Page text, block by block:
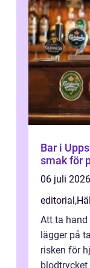
Bar i
smak för
06 juli 2026
editorial ,
Att ta hand
lägger på
risken för